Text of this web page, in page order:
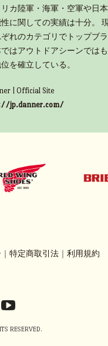
リカ陸軍・海軍・空軍や日
に関しての実績は十分。
ぞれのカテゴリでトップブ
ではアウトドアシーンでは
を確立している。
| Official Site
jp.danner.com/
特定商取引法 利用規約
RESERVED.